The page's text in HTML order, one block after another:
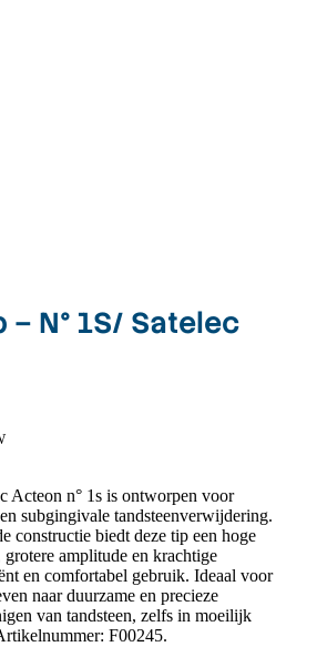
N° 1S/ Satelec
Acteon n° 1s is ontworpen voor
subgingivale tandsteenverwijdering.
constructie biedt deze tip een hoge
grotere amplitude en krachtige
en comfortabel gebruik. Ideaal voor
naar duurzame en precieze
van tandsteen, zelfs in moeilijk
F00245.